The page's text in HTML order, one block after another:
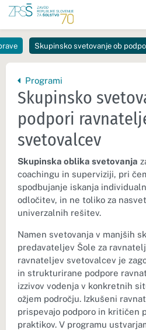
Skupinsko svetovanje ob
Nazaj na vrhnjo stran:
Programi
Skupinsko
podpori
svetovalcev
Skupinska oblika svetovanja
coachingu in superviziji, pri
spodbujanje iskanja
odločitev, in ne toliko za
univerzalnih rešitev.
Namen svetovanja v manjših
predavateljev Šole za
ravnateljev svetovalcev je
in strukturirane podpore
izzivov vodenja v konkretnih
ožjem področju. Izkušeni
prispevajo podporo in kritičen
praktikov. V programu